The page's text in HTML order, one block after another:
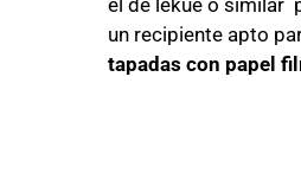
un recipiente apto
tapadas con papel